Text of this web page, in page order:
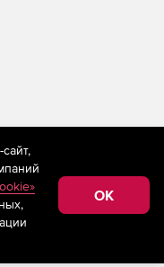
применяются
технологии
сбора,
к
Федерации)
OK